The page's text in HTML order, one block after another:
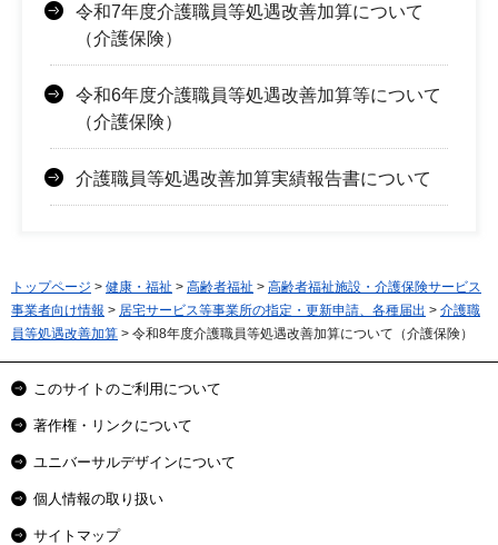
令和7年度介護職員等処遇改善加算について
（介護保険）
令和6年度介護職員等処遇改善加算等について
（介護保険）
介護職員等処遇改善加算実績報告書について
トップページ > 健康・福祉 > 高齢者福祉 > 高齢者福祉施設・介護保険サービス
事業者向け情報 > 居宅サービス等事業所の指定・更新申請、各種届出 > 介護職
員等処遇改善加算 > 令和8年度介護職員等処遇改善加算について（介護保険）
このサイトのご利用について
著作権・リンクについて
ユニバーサルデザインについて
個人情報の取り扱い
サイトマップ